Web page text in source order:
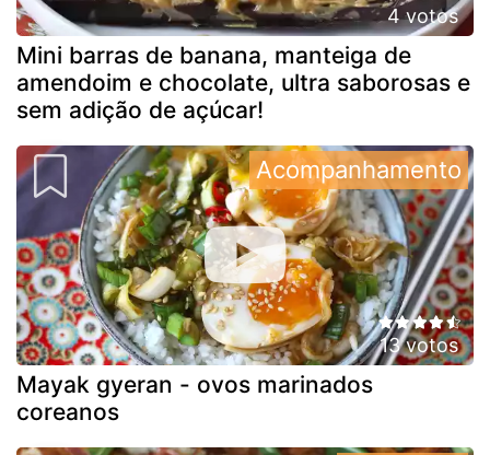
4 votos
Mini barras de banana, manteiga de
amendoim e chocolate, ultra saborosas e
sem adição de açúcar!
13 votos
Mayak gyeran - ovos marinados
coreanos
Acompanhamento